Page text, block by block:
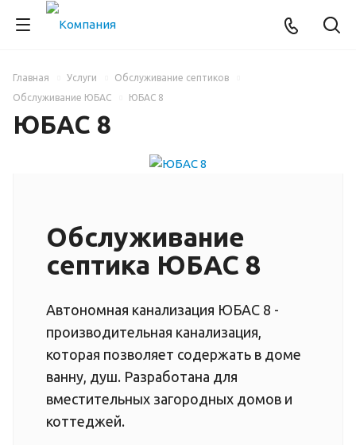
Главная Услуги
Обслуживание септиков
Обслуживание ЮБАС
ЮБАС 8
ЮБАС 8
Обслуживание
септика ЮБАС 8
Автономная канализация ЮБАС 8 -
производительная канализация,
которая позволяет содержать в доме
ванну, душ. Разработана для
вместительных загородных домов и
коттеджей.